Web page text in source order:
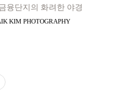
융단지의 화려한 야경
KIM PHOTOGRAPHY